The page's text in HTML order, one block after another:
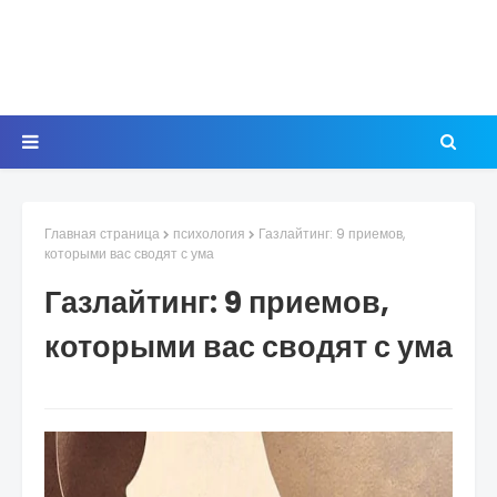
Главная страница психология
Газлайтинг: 9 приемов,
которыми вас сводят с ума
Газлайтинг: 9 приемов,
которыми вас сводят с ума